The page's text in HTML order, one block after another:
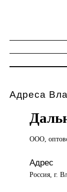
Адреса
ООО,
Адрес
Россия, г.